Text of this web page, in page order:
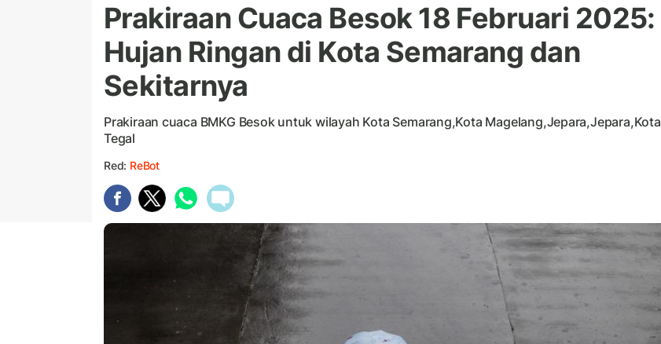
Prakiraan Cuaca Besok 18 Februari 2025:
Hujan Ringan di Kota Semarang dan
Sekitarnya
Prakiraan cuaca BMKG Besok untuk wilayah Kota Semarang,Kota Magelang,Jepara,Jepara,Kota
Tegal
Red: ReBot